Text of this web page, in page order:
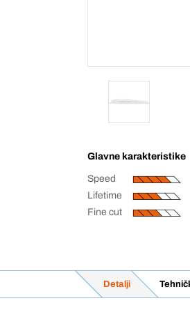
Glavne karakteristike
Speed
Lifetime
Fine cut
Detalji